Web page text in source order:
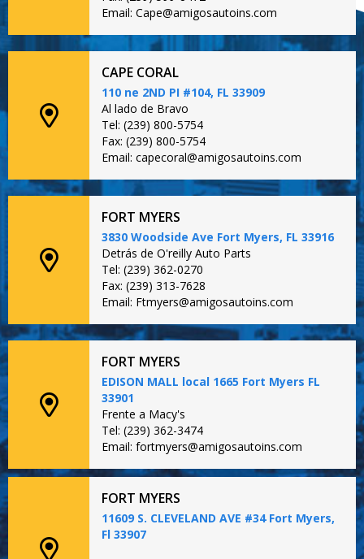
Email: Cape@amigosautoins.com
CAPE CORAL
110 ne 2ND PI #104, FL 33909
Al lado de Bravo
Tel: (239) 800-5754
Fax: (239) 800-5754
Email: capecoral@amigosautoins.com
FORT MYERS
3830 Woodside Ave Fort Myers, FL 33916
Detrás de O'reilly Auto Parts
Tel: (239) 362-0270
Fax: (239) 313-7628
Email: Ftmyers@amigosautoins.com
FORT MYERS
EDISON MALL local 1665 Fort Myers FL
33901
Frente a Macy's
Tel: (239) 362-3474
Email: fortmyers@amigosautoins.com
FORT MYERS
11609 S. CLEVELAND AVE #34 Fort Myers,
Fl 33907